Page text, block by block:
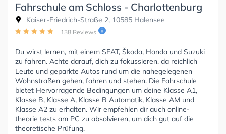
Fahrschule am Schloss - Charlottenburg
Kaiser-Friedrich-Straße 2, 10585 Halensee
138 Reviews
Du wirst lernen, mit einem SEAT, Škoda, Honda und Suzuki
zu fahren. Achte darauf, dich zu fokussieren, da reichlich
Leute und geparkte Autos rund um die nahegelegenen
Wohnstraßen gehen, fahren und stehen. Die Fahrschule
bietet Hervorragende Bedingungen um deine Klasse A1,
Klasse B, Klasse A, Klasse B Automatik, Klasse AM und
Klasse A2 zu erhalten. Wir empfehlen dir auch online-
theorie tests am PC zu absolvieren, um dich gut auf die
theoretische Prüfung.